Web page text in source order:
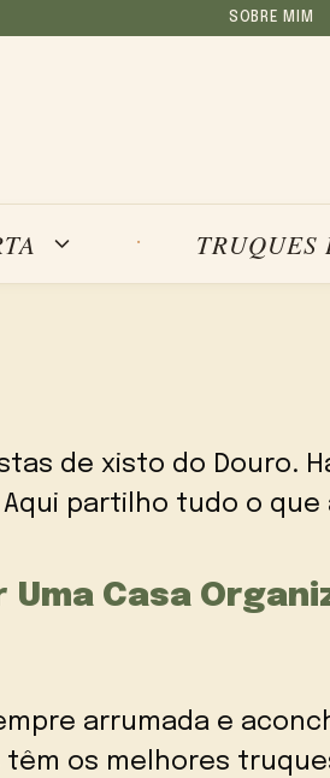
SOBRE MIM
TRUQUES
de xisto do Douro.
partilho tudo o
Uma Casa
arrumada e
os melhores